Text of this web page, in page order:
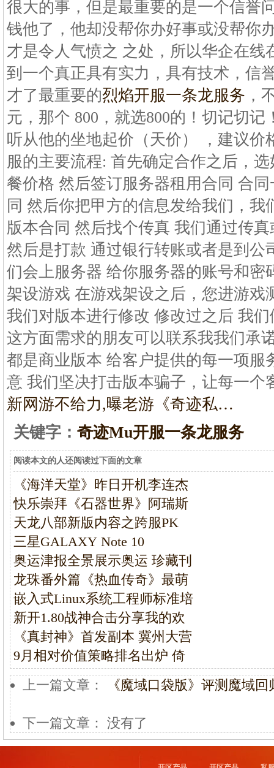
很大的事，但是最重要的是一个信誉
钱他了，他却没帮你办好事或没帮你
才是令人气愤之 之处，所以华企在线
到一个真正具有实力，具有技术，信
才了最重要的烈焰开服一条龙服务 ，
元，那个 800，就选800的！切记切
听从他的坐地起价（天价） ，建议价
服的主要流程: 首先确定合作之后，
餐价格 然后签订服务器租用合同 合
同 然后你把甲方的信息发给我们，我
版本合同 然后找个传真 我们通过传
然后是打款 通过银行转账或者是到公
们会上服务器 给你服务器的账号和密
架设游戏 在游戏架设之后，您进游戏
我们对版本进行修改 修改过之后 我
这方面需求的朋友可以联系我我们承
都是商业版本 给客户提供的每一项服
意 我们坚决打击版本骗子，让每一个
新网游不给力,曝老游《奇迹私…
关键字： 奇迹Mu开服一条龙服务
阅读本文的人还阅读过下面的文章
《海洋天堂》昨日开机李连杰
快乐崇拜《石器世界》阿瑞斯
天龙八部新版内容之跨服PK
三星GALAXY Note 10
奥运津报全景展示奥运 珍藏刊
龙珠番外篇《热血传奇》最萌
嵌入式Linux系统工程师标准培
新开1.80战神合击分享我的欢
《真封神》首发副本 冀州大营
9月相对价值策略排名出炉 倚
上一篇文章：
《魔域口袋版》评测魔域
下一篇文章： 没有了